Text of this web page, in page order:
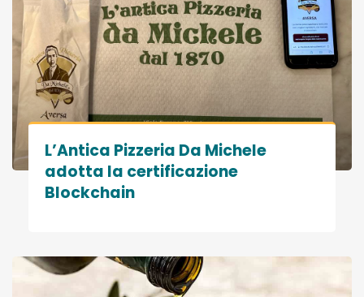
L’Antica Pizzeria Da Michele
adotta la certificazione
Blockchain